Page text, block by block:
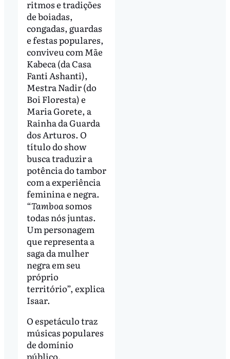
ritmos e tradições
de boiadas,
congadas, guardas
e festas populares,
conviveu com Mãe
Kabeca (da Casa
Fanti Ashanti),
Mestra Nadir (do
Boi Floresta) e
Maria Gorete, a
Rainha da Guarda
dos Arturos. O
título do show
busca traduzir a
potência do tambor
com a experiência
feminina e negra.
“Tamboa somos
todas nós juntas.
Um personagem
que representa a
saga da mulher
negra em seu
próprio
território”, explica
Isaar.
O espetáculo traz
músicas populares
de domínio
público,